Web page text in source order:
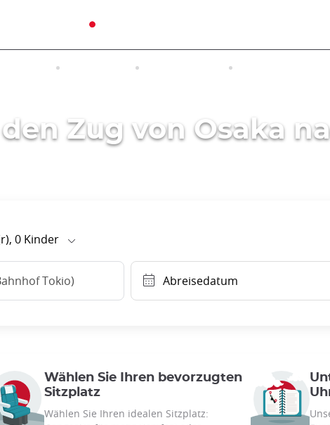
Zug von Osaka
0 Kinder
Tokio) Abreisedatum
Wählen Sie Ihren bevorzugten
Sitzplatz
Wählen Sie Ihren idealen Sitzplatz: